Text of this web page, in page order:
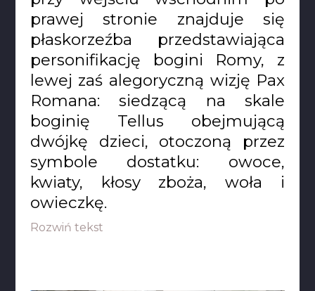
prawej stronie znajduje się
płaskorzeźba przedstawiająca
personifikację bogini Romy, z
lewej zaś alegoryczną wizję Pax
Romana: siedzącą na skale
boginię Tellus obejmującą
dwójkę dzieci, otoczoną przez
symbole dostatku: owoce,
kwiaty, kłosy zboża, woła i
owieczkę.
Rozwiń tekst